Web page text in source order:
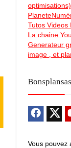
optimisations)
Tutos Videos
La chaine
Generateur
image , et
Vous pouvez